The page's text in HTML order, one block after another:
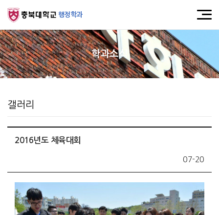
행정학과
학과소식
갤러리
2016년도 체육대회
07-20